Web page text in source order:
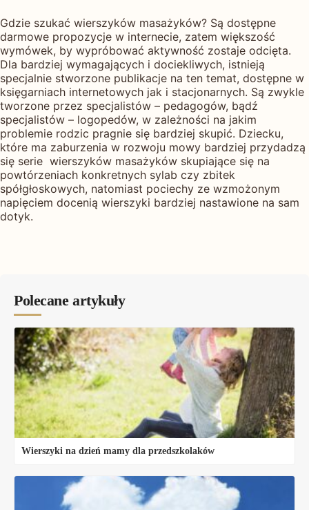
Gdzie szukać wierszyków masażyków? Są dostępne
darmowe propozycje w internecie, zatem większość
wymówek, by wypróbować aktywność zostaje odcięta.
Dla bardziej wymagających i dociekliwych, istnieją
specjalnie stworzone publikacje na ten temat, dostępne w
księgarniach internetowych jak i stacjonarnych. Są zwykle
tworzone przez specjalistów – pedagogów, bądź
specjalistów – logopedów, w zależności na jakim
problemie rodzic pragnie się bardziej skupić. Dziecku,
które ma zaburzenia w rozwoju mowy bardziej przydadzą
się serie wierszyków masażyków skupiające się na
powtórzeniach konkretnych sylab czy zbitek
spółgłoskowych, natomiast pociechy ze wzmożonym
napięciem docenią wierszyki bardziej nastawione na sam
dotyk.
Polecane artykuły
Wierszyki na dzień mamy dla przedszkolaków